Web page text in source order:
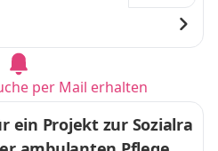
und 6 weitere
per Mail erhalten
ein Projekt zur Sozialra